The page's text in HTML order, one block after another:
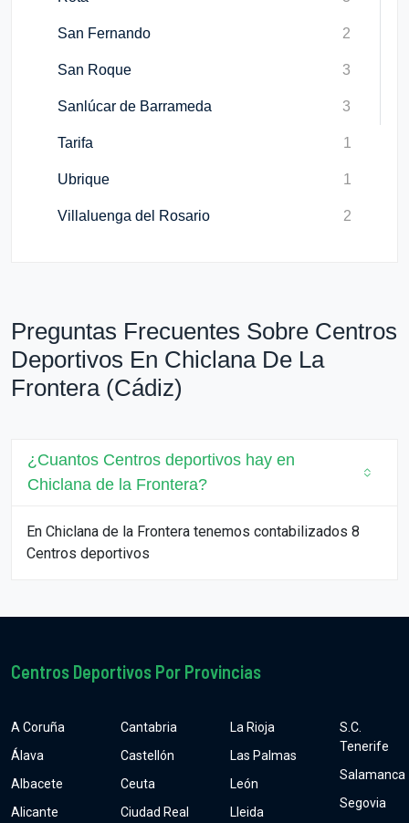
San Fernando 2
San Roque 3
Sanlúcar de Barrameda 3
Tarifa 1
Ubrique 1
Villaluenga del Rosario 2
Preguntas Frecuentes Sobre Centros
Deportivos En Chiclana De La
Frontera (Cádiz)
¿Cuantos Centros deportivos hay en
Chiclana de la Frontera?
En Chiclana de la Frontera tenemos contabilizados 8
Centros deportivos
Centros Deportivos Por Provincias
A Coruña
Álava
Albacete
Alicante
Cantabria
Castellón
Ceuta
Ciudad Real
La Rioja
Las Palmas
León
Lleida
S.C.
Tenerife
Salamanca
Segovia